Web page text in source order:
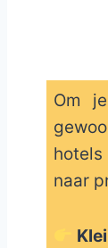
Om
naar